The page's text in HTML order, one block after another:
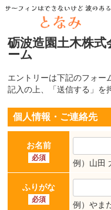
砺波造園土木株
ーム
エントリーは下記のフォー
記入の上、「送信する 」を
個人情報・ご連絡先
お名前
必須
例）山田
ふりがな
必須
例）やま